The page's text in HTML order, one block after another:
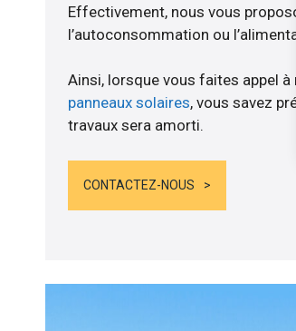
Effectivement, nous vous
l’autoconsommation ou
Ainsi, lorsque vous faites appel à
panneaux solaires, vous savez
travaux sera amorti.
CONTACTEZ-NOUS